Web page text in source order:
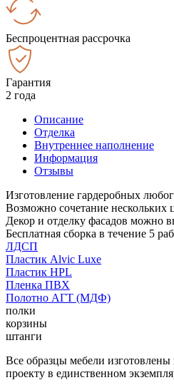
Беспроцентная рассрочка
Гарантия
2 года
Описание
Отделка
Внутреннее наполнение
Информация
Отзывы
Изготовление гардеробных
Возможно сочетание нескольких
Декор и отделку фасадов можно
Бесплатная сборка в течение 5
ЛДСП
Пластик Alvic Luxe
Пластик HPL
Пленка ПВХ
Полотно АГТ (МДФ)
полки
корзины
штанги
Все образцы мебели
проекту в единственном